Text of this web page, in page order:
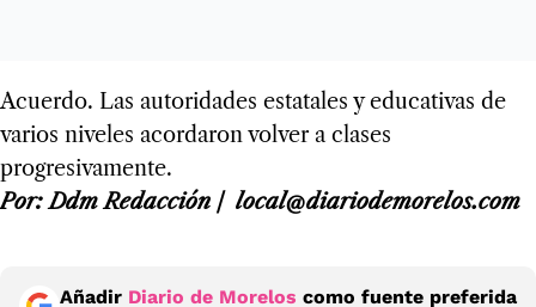
Acuerdo. Las autoridades estatales y educativas de
varios niveles acordaron volver a clases
progresivamente.
Por: Ddm Redacción / local@diariodemorelos.com
Añadir Diario de Morelos como fuente preferida